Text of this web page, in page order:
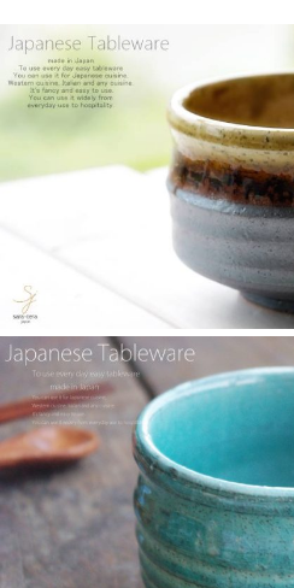
2025/4/16
≪テレビで紹介されました≫ 2025
ブルテレビ しょぴもる『まちの素
のお店 らいすぼーる 小牧店が紹
≪テレビで紹介されました≫ 2024
チ！『名鉄小牧線ぶらり旅～味岡
店 らいすぼーる 小牧店が紹介され
2025/2/5
らいすぼ～るのYouTube公式チャ
ひご覧ください。チャンネル登録お
2025/2/5
≪テレビで紹介されました≫ 2024